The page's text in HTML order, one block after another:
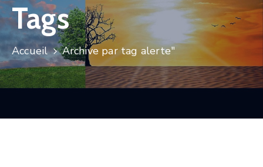
Manifestations
Vie
Municipale
Services
Tags
Accueil Archive par tag alerte"